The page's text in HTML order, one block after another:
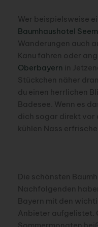
Wer beispielsweise
Baumhaushotel
Wanderungen auch
Kanu fahren oder
Oberbayern in
Stückchen näher
du einen herrlichen
Badesee. Wenn es
dich sogar direkt vor
kühlen Nass
Die schönsten
Nachfolgenden
Bayern mit den
Anbieter aufgelistet.